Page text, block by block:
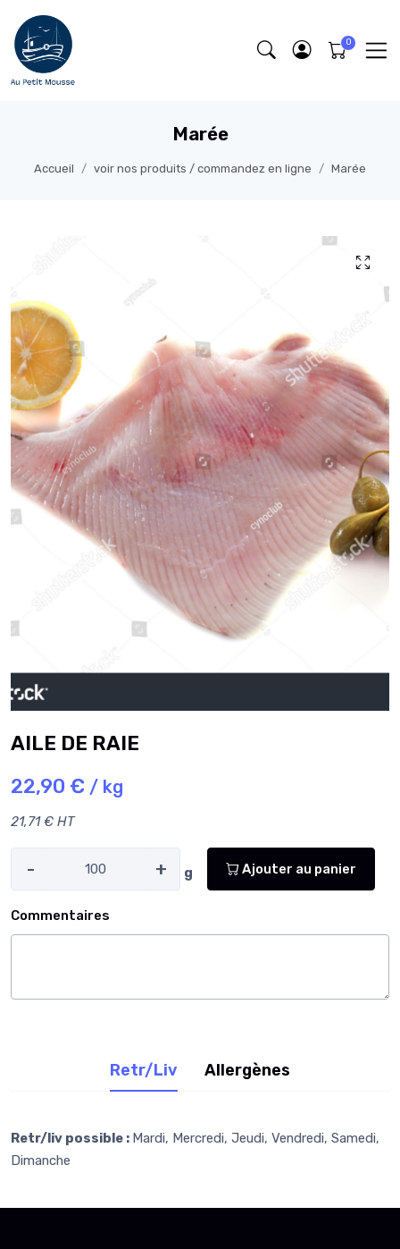
Marée
Accueil voir nos produits / commandez en ligne Marée
AILE DE RAIE
22,90 € / kg
21,71 € HT
- + g Ajouter au panier
Commentaires
Retr/Liv Allergènes
Retr/liv possible : Mardi, Mercredi, Jeudi, Vendredi, Samedi,
Dimanche